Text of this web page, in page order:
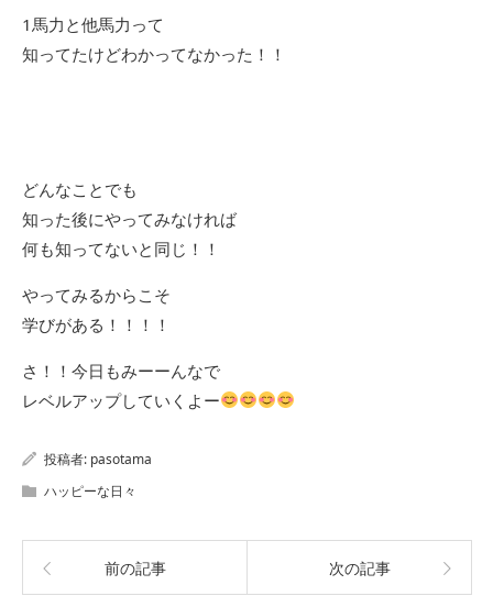
1馬力と他馬力って
知ってたけどわかってなかった！！
どんなことでも
知った後にやってみなければ
何も知ってないと同じ！！
やってみるからこそ
学びがある！！！！
さ！！今日もみーーんなで
レベルアップしていくよー
投稿者: pasotama
ハッピーな日々
前の記事 次の記事